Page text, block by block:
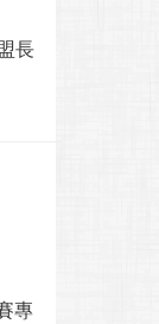
長
專